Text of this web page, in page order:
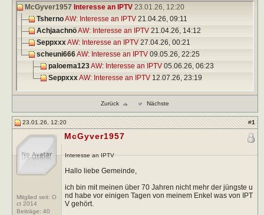
McGyver1957 Interesse an IPTV 23.01.26, 12:20
TshernoAW: Interesse an IPTV 21.04.26, 09:11
AchjaachnöAW: Interesse an IPTV 21.04.26, 14:12
SeppxxxAW: Interesse an IPTV 27.04.26, 00:21
scheuni666AW: Interesse an IPTV 09.05.26, 22:25
paloema123AW: Interesse an IPTV 05.06.26, 06:23
SeppxxxAW: Interesse an IPTV 12.07.26, 23:19
Zurück Nächste
23.01.26, 12:20 #1
Mitglied seit: O
ct 2014
Beiträge: 40
McGyver1957
Interesse an IPTV
Hallo liebe Gemeinde,
ich bin mit meinen über 70 Jahren nicht mehr der jüngste u
nd habe vor einigen Tagen von meinem Enkel was von IPT
V gehört.